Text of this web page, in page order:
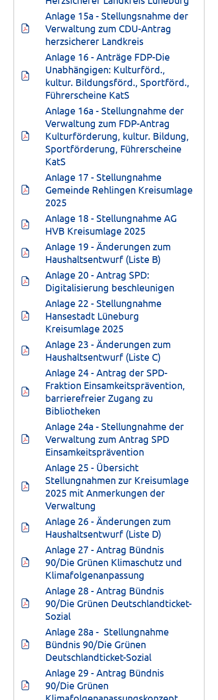
Anlage 15a - Stellungsnahme der
Verwaltung zum CDU-Antrag
herzsicherer Landkreis
Anlage 16 - Anträge FDP-Die
Unabhängigen: Kulturförd.,
kultur. Bildungsförd., Sportförd.,
Führerscheine KatS
Anlage 16a - Stellungnahme der
Verwaltung zum FDP-Antrag
Kulturförderung, kultur. Bildung,
Sportförderung, Führerscheine
KatS
Anlage 17 - Stellungnahme
Gemeinde Rehlingen Kreisumlage
2025
Anlage 18 - Stellungnahme AG
HVB Kreisumlage 2025
Anlage 19 - Änderungen zum
Haushaltsentwurf (Liste B)
Anlage 20 - Antrag SPD:
Digitalisierung beschleunigen
Anlage 22 - Stellungnahme
Hansestadt Lüneburg
Kreisumlage 2025
Anlage 23 - Änderungen zum
Haushaltsentwurf (Liste C)
Anlage 24 - Antrag der SPD-
Fraktion Einsamkeitsprävention,
barrierefreier Zugang zu
Bibliotheken
Anlage 24a - Stellungnahme der
Verwaltung zum Antrag SPD
Einsamkeitsprävention
Anlage 25 - Übersicht
Stellungnahmen zur Kreisumlage
2025 mit Anmerkungen der
Verwaltung
Anlage 26 - Änderungen zum
Haushaltsentwurf (Liste D)
Anlage 27 - Antrag Bündnis
90/Die Grünen Klimaschutz und
Klimafolgenanpassung
Anlage 28 - Antrag Bündnis
90/Die Grünen Deutschlandticket-
Sozial
Anlage 28a -  Stellungnahme
Bündnis 90/Die Grünen
Deutschlandticket-Sozial
Anlage 29 - Antrag Bündnis
90/Die Grünen